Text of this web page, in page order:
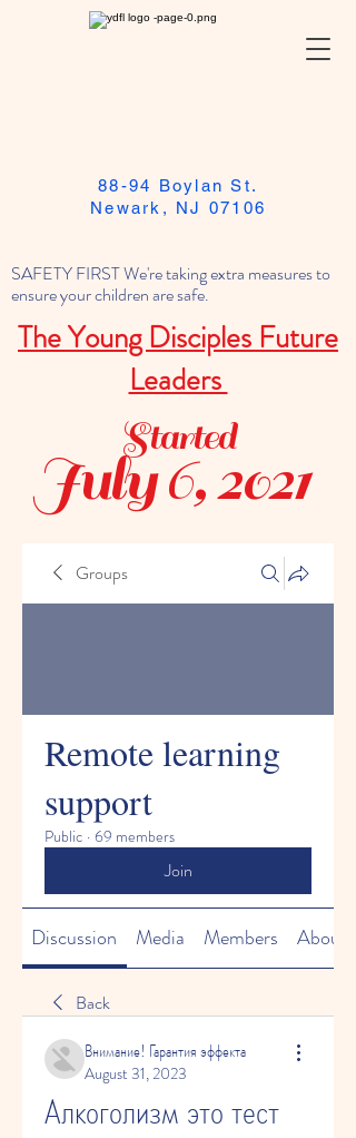
SAFETY FIRST We're taking extra measures to
ensure your children are safe.
The Young Disciples Future
Leaders
88-94 Boylan St.
Newark, NJ 07106
July 6, 2021
Started
Groups
Remote learning
support
Public · 69 members
Join
Discussion Media Members About
Back
Внимание! Гарантия эффекта
August 31, 2023
Алкоголизм это тест